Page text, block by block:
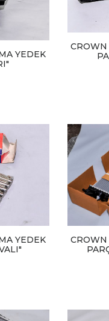
YEDEK
CROWN
YEDEK
CROWN